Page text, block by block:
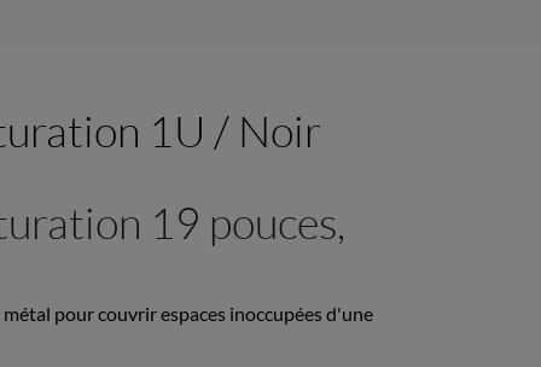
1U / Noir
19 pouces,
pour couvrir espaces inoccupées d'une